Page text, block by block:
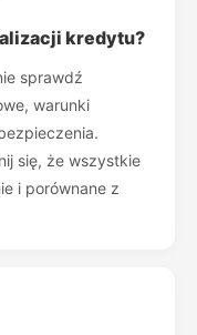
kredytu?
sprawdź
warunki
się, że wszystkie
i porównane z